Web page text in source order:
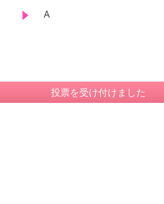
A
投票を受け付けました